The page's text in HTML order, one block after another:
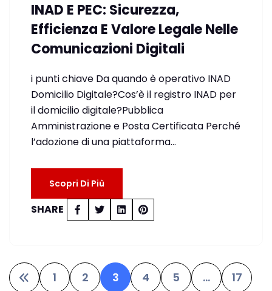
INAD E PEC: Sicurezza,
Efficienza E Valore Legale Nelle
Comunicazioni Digitali
i punti chiave Da quando è operativo INAD
Domicilio Digitale?Cos’è il registro INAD per
il domicilio digitale?Pubblica
Amministrazione e Posta Certificata Perché
l’adozione di una piattaforma…
Scopri Di Più
SHARE
1 2 3 4 5 … 17